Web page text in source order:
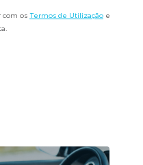
com os Termos de Utilização e